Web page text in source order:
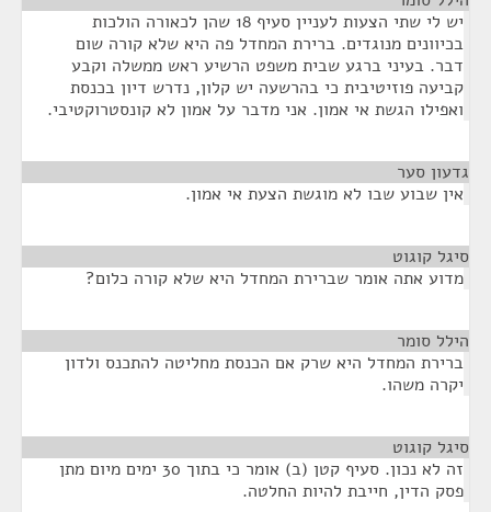
יש לי שתי הצעות לעניין סעיף 18 שהן לכאורה הולכות
בכיוונים מנוגדים. ברירת המחדל פה היא שלא קורה שום
דבר. בעיני ברגע שבית משפט הרשיע ראש ממשלה וקבע
קביעה פוזיטיבית כי בהרשעה יש קלון, נדרש דיון בכנסת
ואפילו הגשת אי אמון. אני מדבר על אמון לא קונסטרוקטיבי.
גדעון סער
אין שבוע שבו לא מוגשת הצעת אי אמון.
סיגל קוגוט
מדוע אתה אומר שברירת המחדל היא שלא קורה כלום?
הילל סומר
ברירת המחדל היא שרק אם הכנסת מחליטה להתכנס ולדון
יקרה משהו.
סיגל קוגוט
זה לא נכון. סעיף קטן (ב) אומר כי בתוך 30 ימים מיום מתן
פסק הדין, חייבת להיות החלטה.